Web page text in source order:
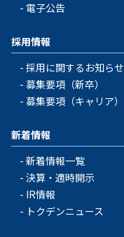
電子公告
採用情報
採用に関するお知らせ
募集要項（新卒）
募集要項（キャリア）
新着情報
新着情報一覧
決算・適時開示
IR情報
トクデンニュース